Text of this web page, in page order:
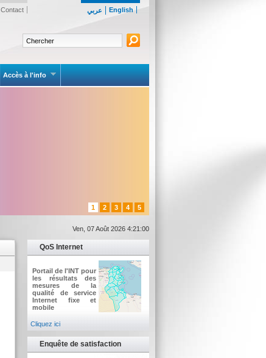
عربي English
Contact
Accès à l'info
1 2 3 4 5
Ven, 07 Août 2026 4:21:00
QoS Internet
Portail de l'INT pour
les résultats des
mesures de la
qualité de service
Internet fixe et
mobile
Cliquez ici
Enquête de satisfaction